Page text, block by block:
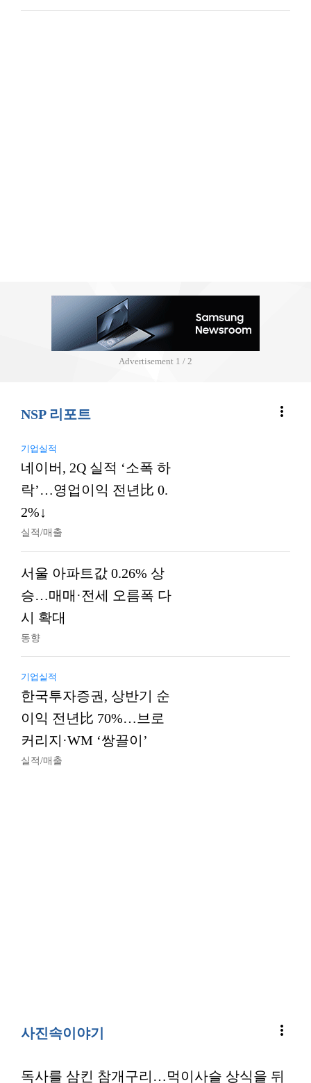
Advertisement 2 / 2
NSP 리포트 more_vert
기업실적
네이버, 2Q 실적 ‘소폭 하
락’…영업이익 전년比 0.
2%↓
실적/매출
서울 아파트값 0.26% 상
승…매매·전세 오름폭 다
시 확대
동향
기업실적
한국투자증권, 상반기 순
이익 전년比 70%…브로
커리지·WM ‘쌍끌이’
실적/매출
사진속이야기 more_vert
독사를 삼킨 참개구리…먹이사슬 상식을 뒤